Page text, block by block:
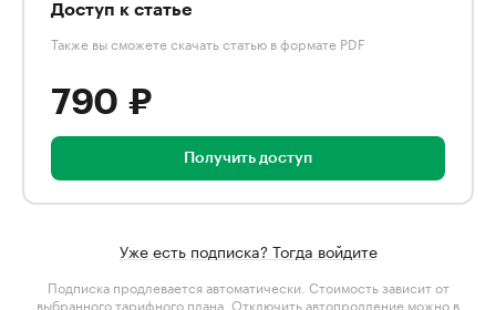
Доступ к статье
Также вы сможете скачать статью в формате PDF
790 ₽
Получить доступ
Уже есть подписка? Тогда войдите
Подписка продлевается автоматически. Стоимость зависит от
выбранного тарифного плана . Отключить автопродление можно в